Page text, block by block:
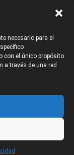
necesario para el
con el único propósito
a través de una red
damos un énfasis
que